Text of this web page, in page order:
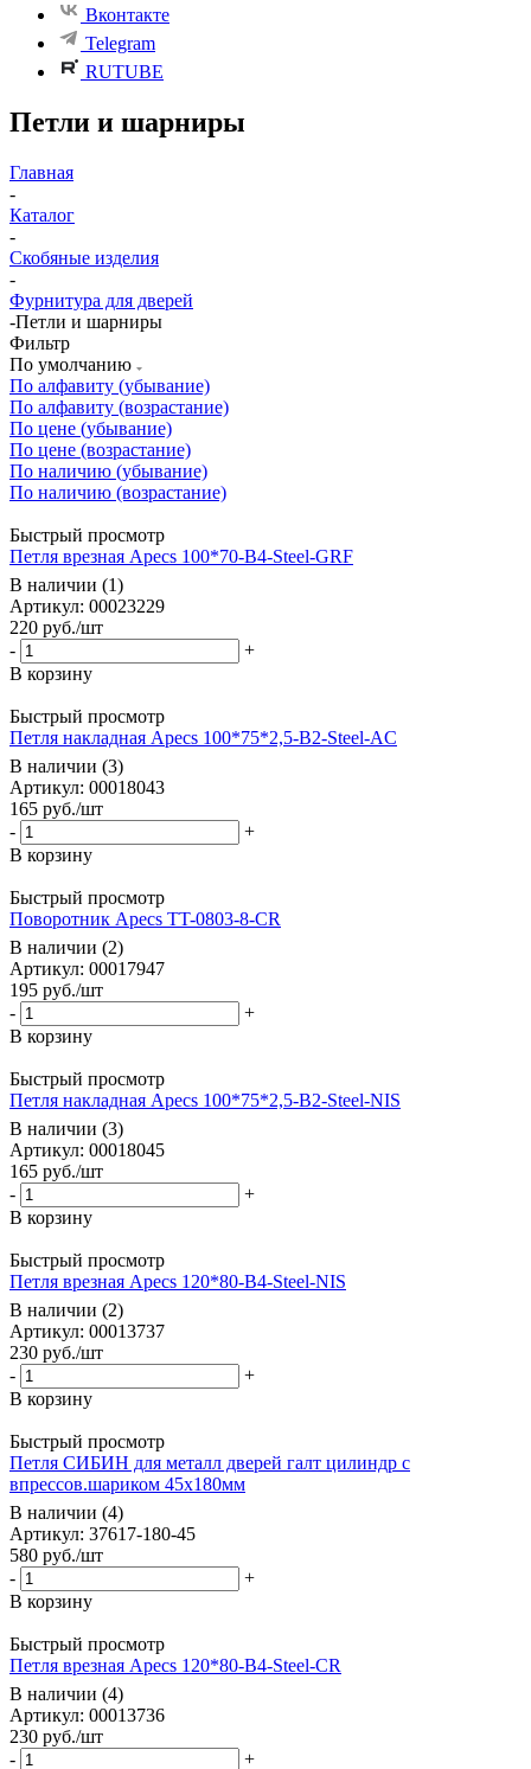
Вконтакте
Telegram
RUTUBE
Петли и шарниры
Главная
-
Каталог
-
Скобяные изделия
-
Фурнитура для дверей
-Петли и шарниры
Фильтр
По умолчанию
По алфавиту (убывание)
По алфавиту (возрастание)
По цене (убывание)
По цене (возрастание)
По наличию (убывание)
По наличию (возрастание)
Быстрый просмотр
Петля врезная Apecs 100*70-B4-Steel-GRF
В наличии (1)
Артикул: 00023229
220 руб./шт
-
+
В корзину
Быстрый просмотр
Петля накладная Apecs 100*75*2,5-B2-Steel-AC
В наличии (3)
Артикул: 00018043
165 руб./шт
-
+
В корзину
Быстрый просмотр
Поворотник Apecs TT-0803-8-CR
В наличии (2)
Артикул: 00017947
195 руб./шт
-
+
В корзину
Быстрый просмотр
Петля накладная Apecs 100*75*2,5-B2-Steel-NIS
В наличии (3)
Артикул: 00018045
165 руб./шт
-
+
В корзину
Быстрый просмотр
Петля врезная Apecs 120*80-B4-Steel-NIS
В наличии (2)
Артикул: 00013737
230 руб./шт
-
+
В корзину
Быстрый просмотр
Петля СИБИН для металл дверей галт цилиндр с
впрессов.шариком 45х180мм
В наличии (4)
Артикул: 37617-180-45
580 руб./шт
-
+
В корзину
Быстрый просмотр
Петля врезная Apecs 120*80-B4-Steel-CR
В наличии (4)
Артикул: 00013736
230 руб./шт
-
+